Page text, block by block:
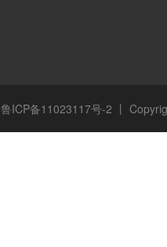
鲁ICP备11023117号-2 丨